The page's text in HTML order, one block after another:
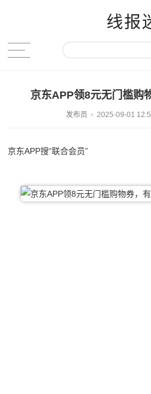
线报
京东APP领8元无门槛购
发布员 2025-09-01
京东APP搜“联合会员”